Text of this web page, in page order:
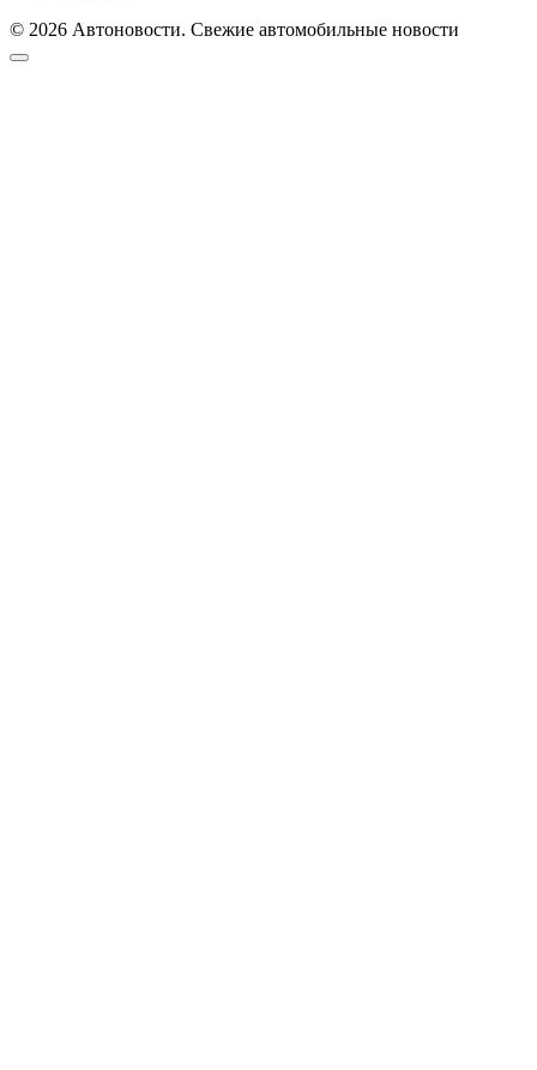
© 2026 Автоновости. Свежие автомобильные новости